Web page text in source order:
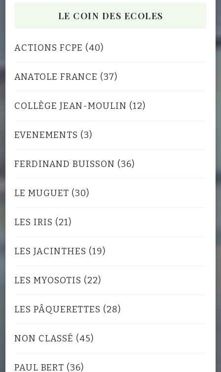
LE COIN DES ECOLES
ACTIONS FCPE (40)
ANATOLE FRANCE (37)
COLLÈGE JEAN-MOULIN (12)
EVENEMENTS (3)
FERDINAND BUISSON (36)
LE MUGUET (30)
LES IRIS (21)
LES JACINTHES (19)
LES MYOSOTIS (22)
LES PÂQUERETTES (28)
NON CLASSÉ (45)
PAUL BERT (36)